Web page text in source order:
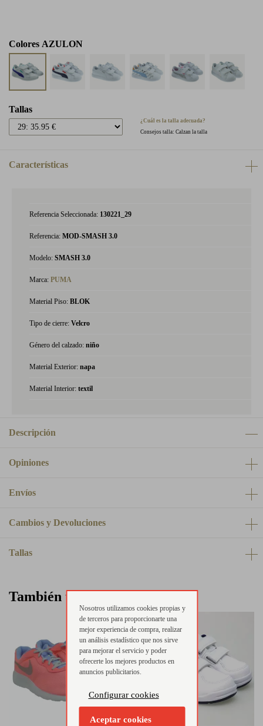
Colores AZULON
Tallas
¿Cuál es la talla adecuada?
Consejos talla: Calzan la talla
Características
Referencia Seleccionada: 130221_29
Referencia: MOD-SMASH 3.0
Modelo: SMASH 3.0
Marca: PUMA
Material Piso: BLOK
Tipo de cierre: Velcro
Género del calzado: niño
Material Exterior: napa
Material Interior: textil
Descripción
Opiniones
Envíos
Cambios y Devoluciones
Tallas
También te puede interesar
Nosotros utilizamos cookies propias y
de terceros para proporcionarte una
mejor experiencia de compra, realizar
un análisis estadístico que nos sirve
para mejorar el servicio y poder
ofrecerte los mejores productos en
anuncios publicitarios.
Configurar cookies
Aceptar cookies